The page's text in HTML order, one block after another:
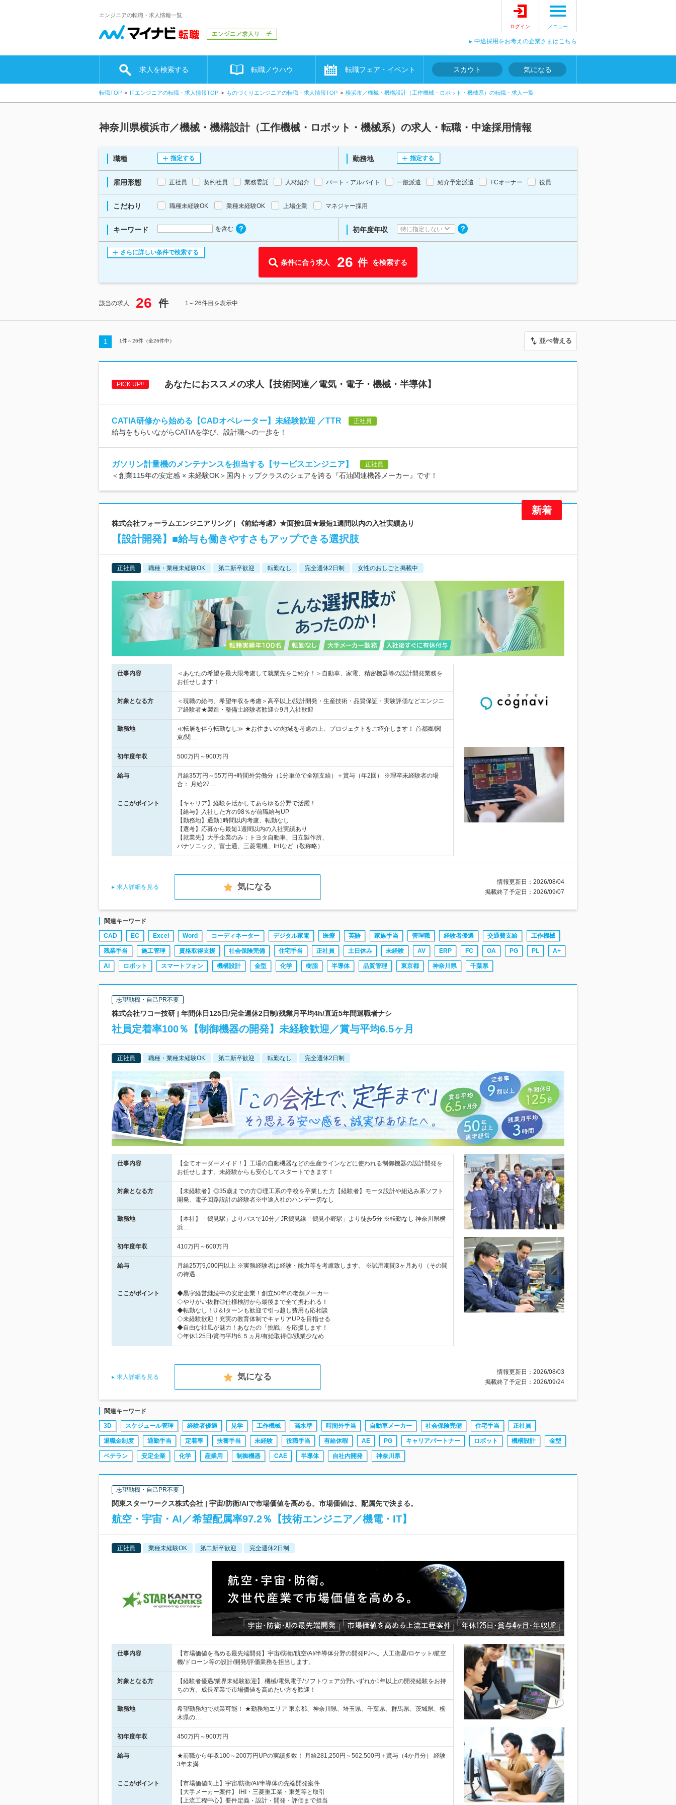
エンジニアの転職・求人情報一覧
ログイン メニュー
中途採用をお考えの企業さまはこちら
求人を検索する 転職ノウハウ 転職フェア・イベント スカウト 気になる
転職TOP ITエンジニアの転職・求人情報TOP ものづくりエンジニアの転職・求人情報TOP 横浜市／機械・機構設計（工作機械・ロボット・機械系）の転職・求人一覧
神奈川県横浜市／機械・機構設計（工作機械・ロボット・機械系）の求人・転職・中途採用情報
職種 指定する 勤務地 指定する
雇用形態 正社員 契約社員 業務委託 人材紹介 パート・アルバイト 一般派遣 紹介予定派遣 FCオーナー 役員
こだわり 職種未経験OK 業種未経験OK 上場企業 マネジャー採用
キーワード を含む 初年度年収 特に指定しない
さらに詳しい条件で検索する
条件に合う求人 26 件 を検索する
該当の求人 26 件 1～26件目を表示中
1 1件～26件（全26件中） 並べ替える
PICK UP!! あなたにおススメの求人【技術関連／電気・電子・機械・半導体】
CATIA研修から始める【CADオペレーター】未経験歓迎 ／TTR 正社員
給与をもらいながらCATIAを学び、設計職への一歩を！
ガソリン計量機のメンテナンスを担当する【サービスエンジニア】 正社員
＜創業115年の安定感 × 未経験OK＞国内トップクラスのシェアを誇る『石油関連機器メーカー』です！
株式会社フォーラムエンジニアリング | 《前給考慮》★面接1回★最短1週間以内の入社実績あり
【設計開発】■給与も働きやすさもアップできる選択肢
正社員 職種・業種未経験OK 第二新卒歓迎 転勤なし 完全週休2日制 女性のおしごと掲載中
仕事内容
＜あなたの希望を最大限考慮して就業先をご紹介！＞自動車、家電、精密機器等の設計開発業務を
お任せします！
対象となる方
＜現職の給与、希望年収を考慮＞高卒以上/設計開発・生産技術・品質保証・実験評価などエンジニ
ア経験者★製造・整備士経験者歓迎☆9月入社歓迎
勤務地
≪転居を伴う転勤なし≫ ★お住まいの地域を考慮の上、プロジェクトをご紹介します！ 首都圏/関
東/関…
初年度年収 500万円～900万円
給与
月給35万円～55万円+時間外労働分（1分単位で全額支給）＋賞与（年2回） ※理卒未経験者の場
合： 月給27…
ここがポイント
【キャリア】経験を活かしてあらゆる分野で活躍！
【給与】入社した方の98％が前職給与UP
【勤務地】通勤1時間以内考慮、転勤なし
【選考】応募から最短1週間以内の入社実績あり
【就業先】大手企業のみ：トヨタ自動車、日立製作所、
パナソニック、富士通、三菱電機、IHIなど（敬称略）
求人詳細を見る 気になる
情報更新日：2026/08/04
掲載終了予定日：2026/09/07
関連キーワード
CAD EC Excel Word コーディネーター デジタル家電 医療 英語 家族手当 管理職 経験者優遇 交通費支給 工作機械
残業手当 施工管理 資格取得支援 社会保険完備 住宅手当 正社員 土日休み 未経験 AV ERP FC OA PG PL A+
AI ロボット スマートフォン 機構設計 金型 化学 樹脂 半導体 品質管理 東京都 神奈川県 千葉県
志望動機・自己PR不要
株式会社ワコー技研 | 年間休日125日/完全週休2日制/残業月平均4h/直近5年間退職者ナシ
社員定着率100％【制御機器の開発】未経験歓迎／賞与平均6.5ヶ月
正社員 職種・業種未経験OK 第二新卒歓迎 転勤なし 完全週休2日制
仕事内容
【全てオーダーメイド！】工場の自動機器などの生産ラインなどに使われる制御機器の設計開発を
お任せします。未経験からも安心してスタートできます！
対象となる方
【未経験者】◎35歳までの方◎理工系の学校を卒業した方【経験者】モータ設計や組込み系ソフト
開発、電子回路設計の経験者※中途入社のハンデ一切なし
勤務地
【本社】「鶴見駅」よりバスで10分／JR鶴見線「鶴見小野駅」より徒歩5分 ※転勤なし 神奈川県横
浜…
初年度年収 410万円～600万円
給与
月給25万9,000円以上 ※実務経験者は経験・能力等を考慮致します。 ※試用期間3ヶ月あり（その間
の待遇…
ここがポイント
◆黒字経営継続中の安定企業！創立50年の老舗メーカー
◇やりがい抜群◎仕様検討から最後まで全て携われる！
◆転勤なし！U＆Iターンも歓迎で引っ越し費用も応相談
◇未経験歓迎！充実の教育体制でキャリアUPを目指せる
◆自由な社風が魅力！あなたの「挑戦」を応援します！
◇年休125日/賞与平均6.５ヵ月/有給取得◎/残業少なめ
求人詳細を見る 気になる
情報更新日：2026/08/03
掲載終了予定日：2026/09/24
関連キーワード
3D スケジュール管理 経験者優遇 見学 工作機械 高水準 時間外手当 自動車メーカー 社会保険完備 住宅手当 正社員
退職金制度 通勤手当 定着率 扶養手当 未経験 役職手当 有給休暇 AE PG キャリアパートナー ロボット 機構設計 金型
ベテラン 安定企業 化学 産業用 制御機器 CAE 半導体 自社内開発 神奈川県
志望動機・自己PR不要
関東スターワークス株式会社 | 宇宙/防衛/AIで市場価値を高める。市場価値は、配属先で決まる。
航空・宇宙・AI／希望配属率97.2％【技術エンジニア／機電・IT】
正社員 業種未経験OK 第二新卒歓迎 完全週休2日制
仕事内容
【市場価値を高める最先端開発】宇宙/防衛/航空/AI/半導体分野の開発PJへ。人工衛星/ロケット/航空
機/ドローン等の設計/開発/評価業務を担当します。
対象となる方
【経験者優遇/業界未経験歓迎】 機械/電気電子/ソフトウェア分野いずれか1年以上の開発経験をお持
ちの方。成長産業で市場価値を高めたい方を歓迎！
勤務地
希望勤務地で就業可能！ ★勤務地エリア 東京都、神奈川県、埼玉県、千葉県、群馬県、茨城県、栃
木県の…
初年度年収 450万円～900万円
給与
★前職から年収100～200万円UPの実績多数！ 月給281,250円～562,500円＋賞与（4か月分） 経験
3年未満 …
ここがポイント
【市場価値向上】宇宙/防衛/AI/半導体の先端開発案件
【大手メーカー案件】 IHI・三菱重工業・東芝等と取引
【上流工程中心】要件定義・設計・開発・評価まで担当